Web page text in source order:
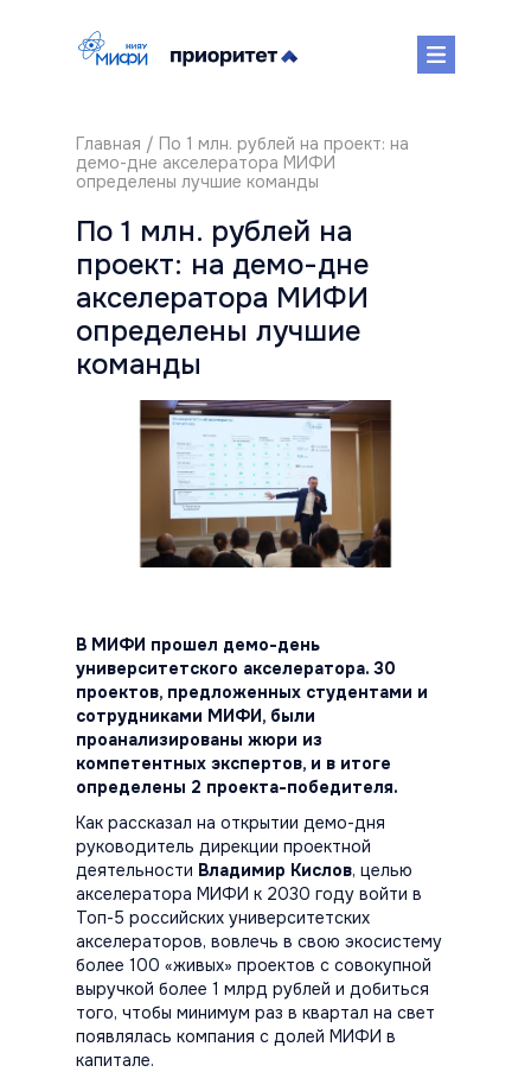
Главная / По 1 млн. рублей на проект: на
демо-дне акселератора МИФИ
определены лучшие команды
По 1 млн. рублей на
проект: на демо-дне
акселератора МИФИ
определены лучшие
команды
В МИФИ прошел демо-день
университетского акселератора. 30
проектов, предложенных студентами и
сотрудниками МИФИ, были
проанализированы жюри из
компетентных экспертов, и в итоге
определены 2 проекта-победителя.
Как рассказал на открытии демо-дня
руководитель дирекции проектной
деятельности Владимир Кислов, целью
акселератора МИФИ к 2030 году войти в
Топ-5 российских университетских
акселераторов, вовлечь в свою экосистему
более 100 «живых» проектов с совокупной
выручкой более 1 млрд рублей и добиться
того, чтобы минимум раз в квартал на свет
появлялась компания с долей МИФИ в
капитале.